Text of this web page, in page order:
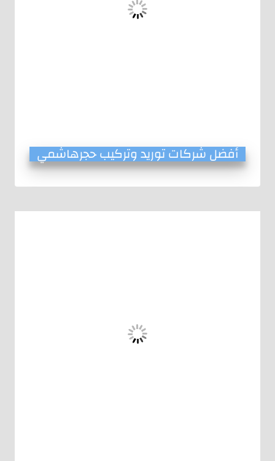
أفضل شركات توريد وتركيب حجرهاشمي